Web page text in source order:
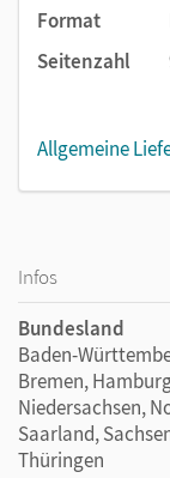
jeder
Sach-, Denk-
täglichen
Das wird in den
Rechnen
Aufgaben
Skizzen
Format
Seitenzahl
Allgemeine
Infos
Bundesland
Baden-
Bremen,
Niedersachsen,
Saarland,
Thüringen